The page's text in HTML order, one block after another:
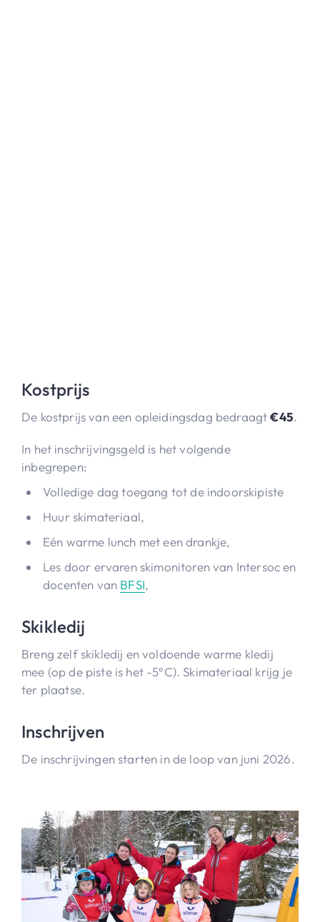
Kostprijs
De kostprijs van een opleidingsdag bedraagt€45.
In het inschrijvingsgeld is het volgende
inbegrepen:
Volledige dag toegang tot de indoorskipiste
Huur skimateriaal,
Eén warme lunch met een drankje,
Les door ervaren skimonitoren van Intersoc en
docenten van BFSI,
Skikledij
Breng zelf skikledij en voldoende warme kledij
mee (op de piste is het -5°C). Skimateriaal krijg je
ter plaatse.
Inschrijven
De inschrijvingen starten in de loop van juni 2026.